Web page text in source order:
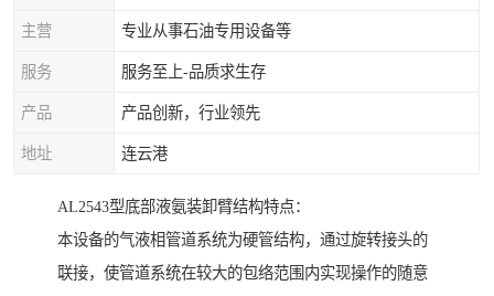
主营 专业从事石油专用设备等
服务 服务至上-品质求生存
产品 产品创新，行业领先
地址 连云港
AL2543型底部液氨装卸臂结构特点：
本设备的气液相管道系统为硬管结构，通过旋转接头的
联接，使管道系统在较大的包络范围内实现操作的随意